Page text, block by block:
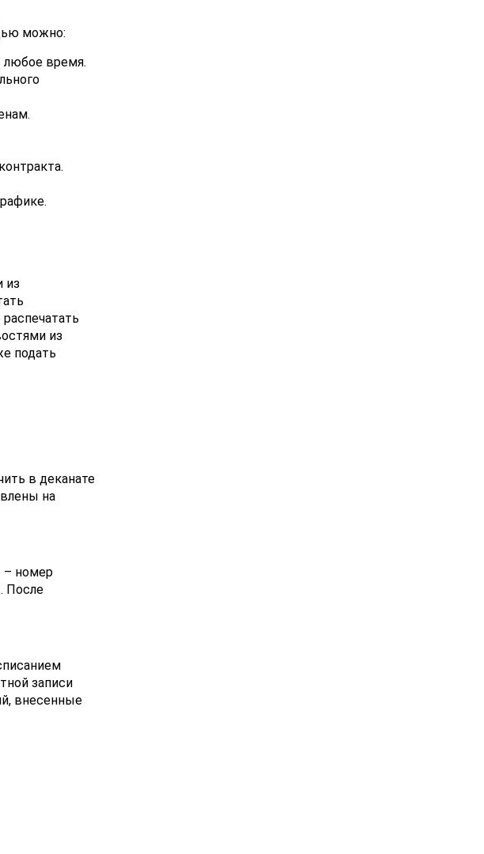
можно:
любое время.
из
из
подать
в деканате
на
– номер
После
записи
внесенные